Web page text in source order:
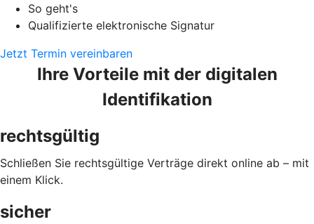
So geht's
Qualifizierte elektronische Signatur
Jetzt Termin vereinbaren
Ihre Vorteile mit der digitalen
Identifikation
rechtsgültig
Schließen Sie rechtsgültige Verträge direkt online ab – mit
einem Klick.
sicher